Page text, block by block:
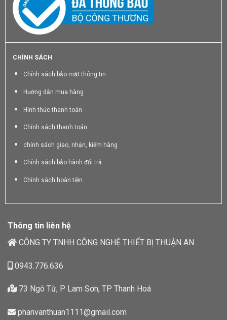
CHÍNH SÁCH
Chính sách bảo mật thông tin
Hướng dẫn mua hàng
Hình thức thanh toán
Chính sách thanh toán
chính sách giao, nhận, kiểm hàng
Chính sách bảo hành đổi trả
Chính sách hoàn tiền
Thông tin liên hệ
CÔNG TY TNHH CÔNG NGHỆ THIẾT BỊ THUẬN AN
0943.776.636
73 Ngô Từ, P Lam Sơn, TP Thanh Hoá
phanvanthuan1111@gmail.com